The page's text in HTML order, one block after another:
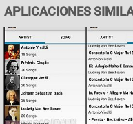
APLICACIONES